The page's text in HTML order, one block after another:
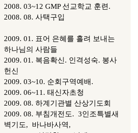
2008. 03~12 GMP 선교학교 훈련.
2008. 08. 사택구입
2009. 01. 표어 은혜를 흘려 보내는
하나님의 사람들
2009. 01. 복음확신. 인격성숙. 봉사
헌신
2009. 03~10. 순회구역예배.
2009. 06~11. 태신자초청
2009. 08. 하계기관별 산상기도회
2009. 08. 부침개전도. 3인조특별새
벽기도, 바나바사역,